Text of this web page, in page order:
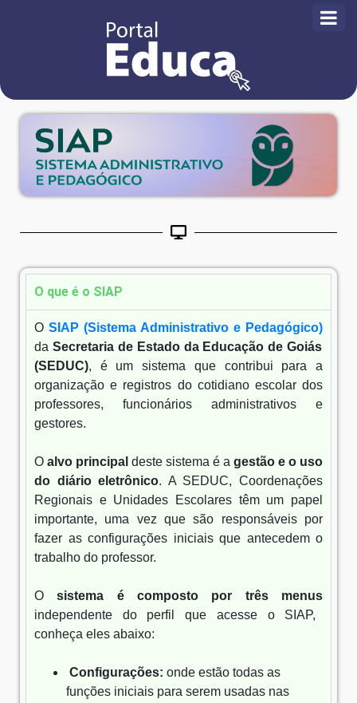
O que é o SIAP
O SIAP (Sistema Administrativo e Pedagógico)
da Secretaria de Estado da Educação de Goiás
(SEDUC), é um sistema que contribui para a
organização e registros do cotidiano escolar dos
professores, funcionários administrativos e
gestores.
O alvo principal deste sistema é a gestão e o uso
do diário eletrônico. A SEDUC, Coordenações
Regionais e Unidades Escolares têm um papel
importante, uma vez que são responsáveis por
fazer as configurações iniciais que antecedem o
trabalho do professor.
Osistema é composto por três menus
independente do perfil que acesse o SIAP,
conheça eles abaixo:
Configurações: onde estão todas as
funções iniciais para serem usadas nas